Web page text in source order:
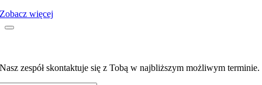
Zobacz więcej
Nasz zespół skontaktuje się z Tobą w najbliższym możliwym terminie.